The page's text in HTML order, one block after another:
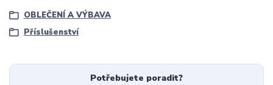
OBLEČENÍ A VÝBAVA
Příslušenství
Potřebujete poradit?